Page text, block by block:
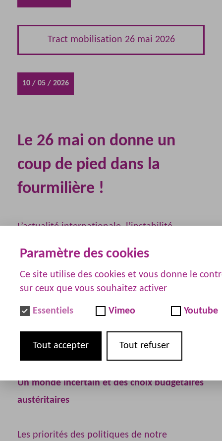
Tract mobilisation 26 mai 2026
10 / 05 / 2026
Le 26 mai on donne un
coup de pied dans la
fourmilière !
L’actualité internationale, l’instabilité
sociale et un secteur du sanitaire du social et
obligent à réagir ou mourir !
Un monde incertain et des choix budgétaires
austéritaires
Les priorités des politiques de notre
Paramètre des cookies
Ce site utilise des cookies et vous donne le
sur ceux que vous souhaitez activer
Essentiels Vimeo Youtube
Tout accepter Tout refuser